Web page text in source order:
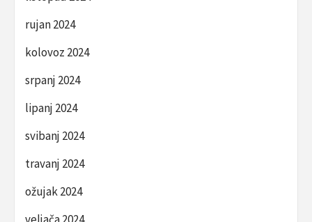
rujan 2024
kolovoz 2024
srpanj 2024
lipanj 2024
svibanj 2024
travanj 2024
ožujak 2024